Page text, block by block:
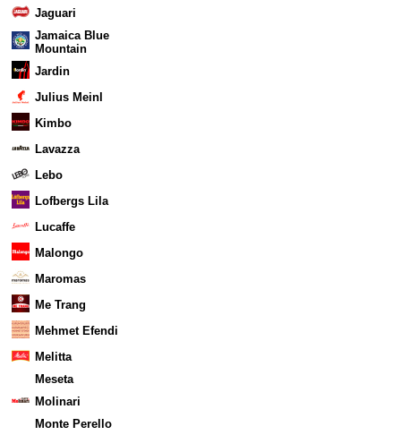
Jaguari
Jamaica Blue
Mountain
Jardin
Julius Meinl
Kimbo
Lavazza
Lebo
Lofbergs Lila
Lucaffe
Malongo
Maromas
Me Trang
Mehmet Efendi
Melitta
Meseta
Molinari
Monte Perello